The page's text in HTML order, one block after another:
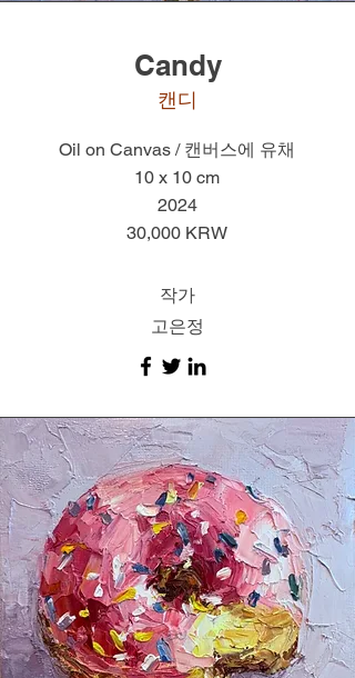
Candy
​캔디
Oil on Canvas / 캔버스에 유채
10 x 10 cm
2024
30,000 KRW
작가
고은정